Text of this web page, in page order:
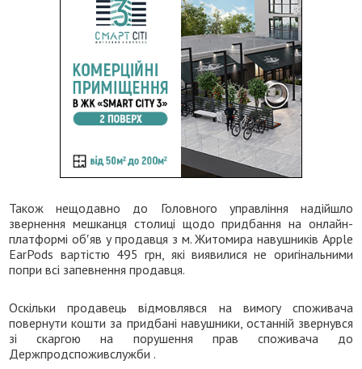
Також нещодавно до Головного управління надійшло
звернення мешканця столиці щодо придбання на онлайн-
платформі об′яв у продавця з м. Житомира навушників Apple
EarPods вартістю 495 грн, які виявилися не оригінальними
попри всі запевнення продавця.
Оскільки продавець відмовлявся на вимогу споживача
повернути кошти за придбані навушники, останній звернувся
зі скаргою на порушення прав споживача до
Держпродспоживслужби .